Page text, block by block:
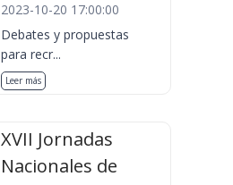
2023-10-20 17:00:00
Debates y propuestas
para recr...
Leer más
XVII Jornadas
Nacionales de